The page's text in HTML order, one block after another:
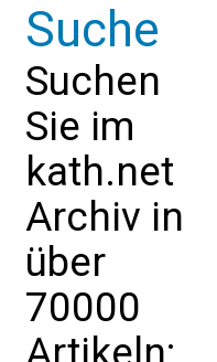
Suche
Suchen
Sie im
kath.net
Archiv in
über
70000